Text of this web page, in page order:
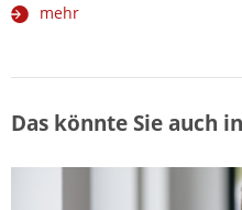
mehr
Das könnte Sie auch